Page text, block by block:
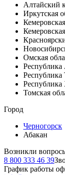
Алтайский
Иркутская
Омская
Республика
Республика
Республика
Томская
Город
Черногорск
Абакан
Возникли
8 800 333 46 39
График работы